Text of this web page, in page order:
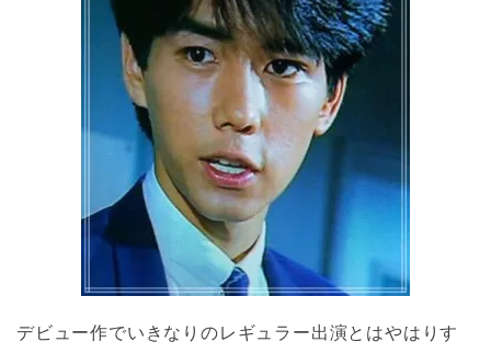
デビュー作でいきなりのレギュラー出演とはやはりす